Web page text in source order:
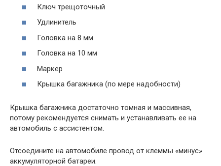
Ключ трещоточный
Удлинитель
Головка на 8 мм
Головка на 10 мм
Маркер
Крышка багажника (по мере надобности)
Крышка багажника достаточно томная и массивная,
потому рекомендуется снимать и устанавливать ее на
автомобиль с ассистентом.
Отсоедините на автомобиле провод от клеммы «минус»
аккумуляторной батареи.